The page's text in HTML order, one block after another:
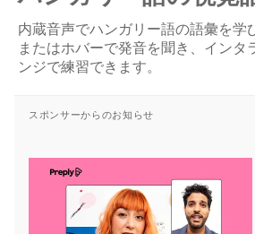
内蔵音声でハンガリー語の語彙を学
またはホバーで発音を聞き、インタ
ンジで練習できます。
スポンサーからのお知らせ